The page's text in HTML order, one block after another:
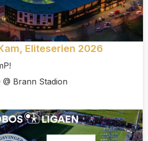
Eliteserien 2026
@ Brann Stadion